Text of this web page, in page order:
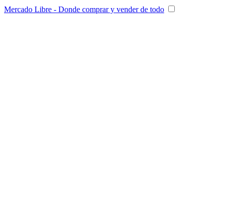
Mercado Libre - Donde comprar y vender de todo